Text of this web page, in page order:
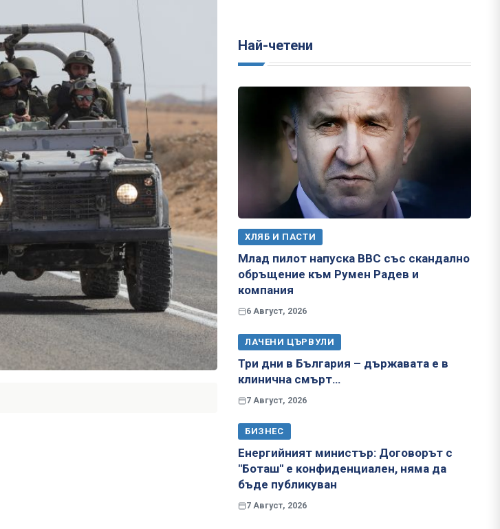
Най-четени
ХЛЯБ И ПАСТИ
Млад пилот напуска ВВС със скандално
обръщение към Румен Радев и
компания
6 Август, 2026
ЛАЧЕНИ ЦЪРВУЛИ
Три дни в България – държавата е в
клинична смърт…
7 Август, 2026
БИЗНЕС
Енергийният министър: Договорът с
"Боташ" е конфиденциален, няма да
бъде публикуван
7 Август, 2026